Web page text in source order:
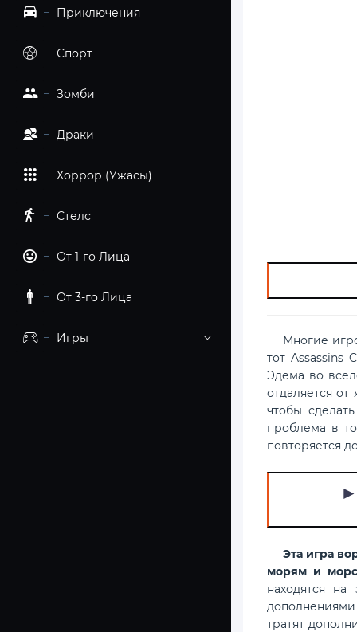
Приключения
Спорт
Зомби
Драки
Хоррор (Ужасы)
Стелс
От 1-го Лица
От 3-го Лица
Игры
Многие
тот Assassins
Эдема во
отдаляется
чтобы
проблема в
повторяется
Эта игра
морям и
находятся
тратят